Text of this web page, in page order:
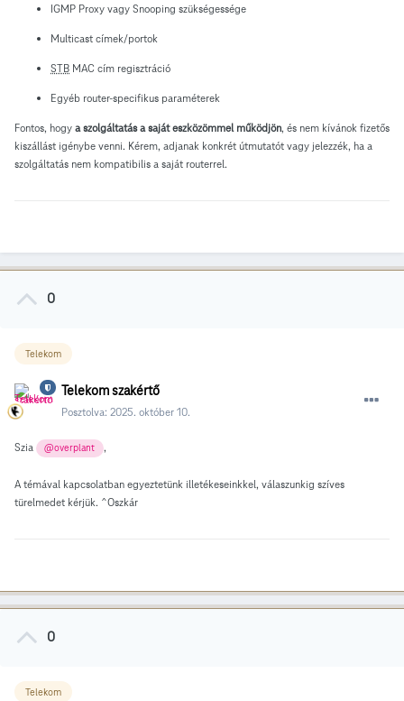
IGMP Proxy vagy Snooping szükségessége
Multicast címek/portok
STB MAC cím regisztráció
Egyéb router-specifikus paraméterek
Fontos, hogy a szolgáltatás a saját eszközömmel működjön, és nem kívánok fizetős
kiszállást igénybe venni. Kérem, adjanak konkrét útmutatót vagy jelezzék, ha a
szolgáltatás nem kompatibilis a saját routerrel.
0
Telekom
Telekom szakértő
Posztolva: 2025. október 10.
Szia @overplant ,
A témával kapcsolatban egyeztetünk illetékeseinkkel, válaszunkig szíves
türelmedet kérjük. ^Oszkár
0
Telekom